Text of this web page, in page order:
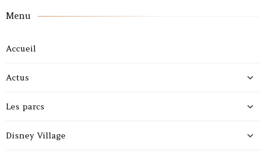
Menu
Accueil
Actus
Les parcs
Disney Village